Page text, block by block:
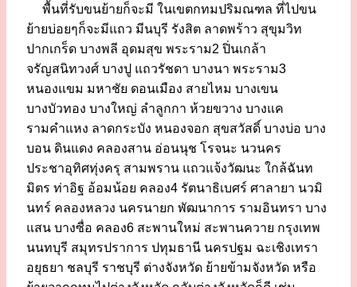
พื้นที่รับขนย้ายก็จะมี ในเขตกทมปริมณฑล ที่ไปขน
ย้ายบ่อยๆก็จะมีแถว มีนบุรี รังสิต ลาดพร้าว สุขุมวิท
ปากเกร็ด บางพลี อุดมสุข พระราม2 ปิ่นเกล้า
จรัญสนิทวงศ์ บางปู แถวรัชดา บางนา พระราม3
หนองแขม มหาชัย ดอนเมือง สายไหม บางเขน
บางบัวทอง บางใหญ่ ลำลูกกา ห้วยขวาง บางแค
รามคำแหง ลาดกระบัง หนองจอก สุขสวัสดิ์ บางบ่อ บาง
บอน ดินแดง คลองสาน อ่อนนุช โรจนะ นวนคร
ประชาอุทิศทุ่งครุ สามพราน แถวแจ้งวัฒนะ ใกล้ฉันท
มิตร ท่าอิฐ อ้อมน้อย คลอง4 รัตนาธิเบศร์ ศาลายา นวมิ
นทร์ คลองหลวง นครนายก พัฒนาการ รามอินทรา บาง
แสน บางซื่อ คลอง6 สะพานใหม่ สะพานควาย กรุงเทพ
นนทบุรี สมุทรปราการ ปทุมธานี นครปฐม ฉะเชิงเทรา
อยุธยา ชลบุรี ราชบุรี ต่างจังหวัด ย้ายข้ามจังหวัด หรือ